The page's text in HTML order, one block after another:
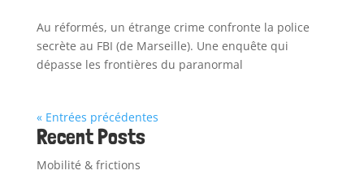
Au réformés, un étrange crime confronte la police
secrète au FBI (de Marseille). Une enquête qui
dépasse les frontières du paranormal
« Entrées précédentes
Recent Posts
Mobilité & frictions